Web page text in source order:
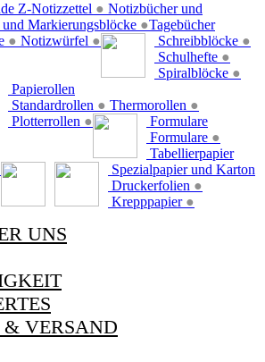
Z-Notizzettel ●
und Markierungsblöcke ●
● Notizwürfel ●
Notizbücher und
Tagebücher
Schreibblöcke ●
Schulhefte ●
Spiralblöcke ●
Papierollen
Standardrollen ● Thermorollen ●
Plotterrollen ●
Formulare
Formulare ●
Tabellierpapier
Spezialpapier und Karton
Druckerfolien ●
Krepppapier ●
UNS
VERSAND